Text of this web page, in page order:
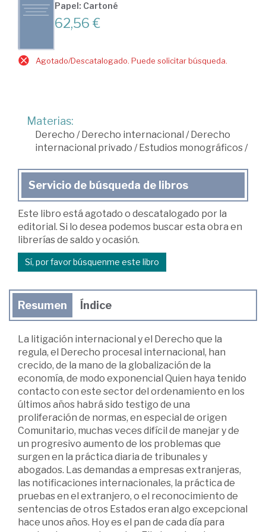
Papel: Cartoné
62,56 €
Agotado/Descatalogado. Puede solicitar búsqueda.
Materias:
Derecho / Derecho internacional / Derecho
internacional privado / Estudios monográficos/
Servicio de búsqueda de libros
Este libro está agotado o descatalogado por la
editorial. Si lo desea podemos buscar esta obra en
librerías de saldo y ocasión.
Sí, por favor búsquenme este libro
Resumen Índice
La litigación internacional y el Derecho que la
regula, el Derecho procesal internacional, han
crecido, de la mano de la globalización de la
economía, de modo exponencial Quien haya tenido
contacto con este sector del ordenamiento en los
últimos años habrá sido testigo de una
proliferación de normas, en especial de origen
Comunitario, muchas veces difícil de manejar y de
un progresivo aumento de los problemas que
surgen en la práctica diaria de tribunales y
abogados. Las demandas a empresas extranjeras,
las notificaciones internacionales, la práctica de
pruebas en el extranjero, o el reconocimiento de
sentencias de otros Estados eran algo excepcional
hace unos años. Hoy es el pan de cada día para